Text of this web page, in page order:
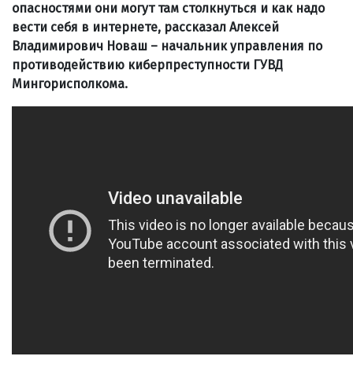
опасностями они могут там столкнуться и как надо
вести себя в интернете, рассказал Алексей
Владимирович Новаш – начальник управления по
противодействию киберпреступности ГУВД
Мингорисполкома.